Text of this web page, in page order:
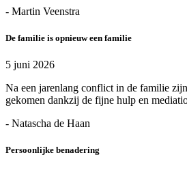
- Martin Veenstra
De familie is opnieuw een familie
5 juni 2026
Na een jarenlang conflict in de familie
gekomen dankzij de fijne hulp en
- Natascha de Haan
Persoonlijke benadering